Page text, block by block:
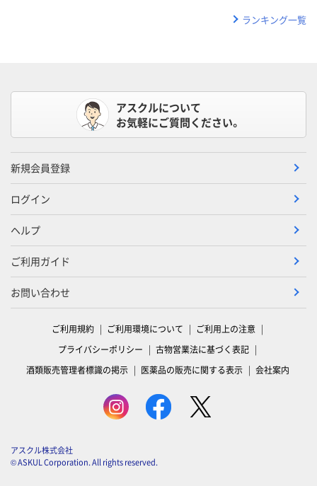
ランキング一覧
アスクルについて
お気軽にご質問ください。
新規会員登録
ログイン
ヘルプ
ご利用ガイド
お問い合わせ
ご利用規約 ご利用環境について
ご利用上の注意
プライバシーポリシー
古物営業法に基づく表記
酒類販売管理者標識の掲示
医薬品の販売に関する表示 会社案内
アスクル株式会社
© ASKUL Corporation. All rights reserved.